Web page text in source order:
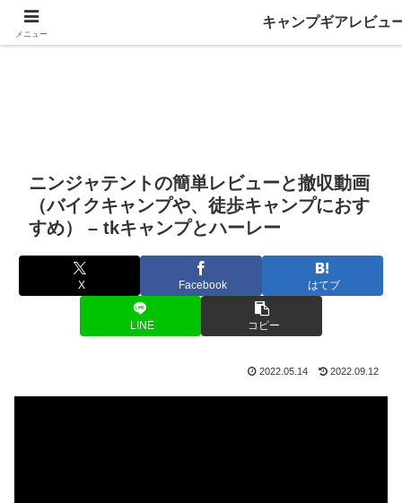
ニンジャテントの簡単レビューと撤収動画
（バイクキャンプや、徒歩キャンプにおす
すめ） – tkキャンプとハーレー
X Facebook はてブ
LINE コピー
2022.05.14 2022.09.12
メニュー
キャンプギアレビュ